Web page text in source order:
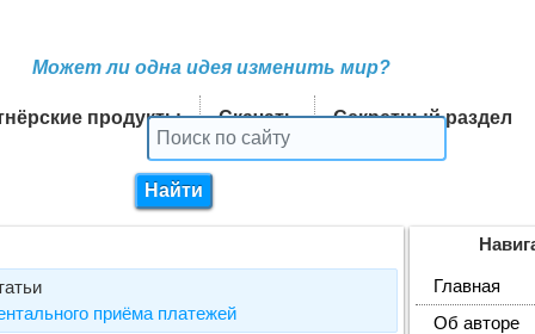
Может ли одна идея изменить мир?
продукты Скачать Секретный раздел
приёма платежей
Главная
Об авторе